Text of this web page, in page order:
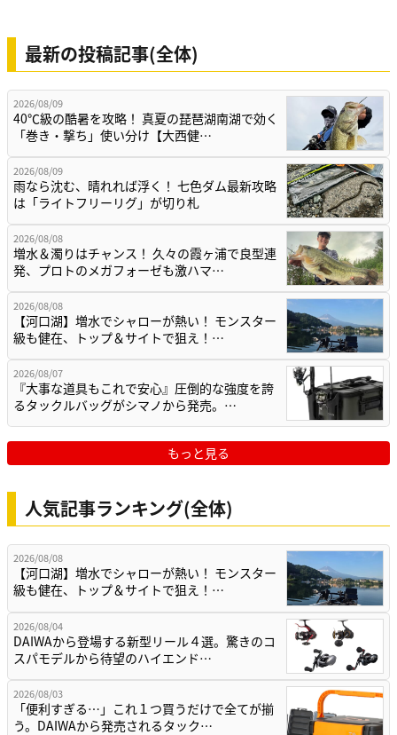
最新の投稿記事(全体)
2026/08/09
40℃級の酷暑を攻略！ 真夏の琵琶湖南湖で効く
「巻き・撃ち」使い分け【大西健…
2026/08/09
雨なら沈む、晴れれば浮く！ 七色ダム最新攻略
は「ライトフリーリグ」が切り札
2026/08/08
増水＆濁りはチャンス！ 久々の霞ヶ浦で良型連
発、プロトのメガフォーゼも激ハマ…
2026/08/08
【河口湖】増水でシャローが熱い！ モンスター
級も健在、トップ＆サイトで狙え！…
2026/08/07
『大事な道具もこれで安心』圧倒的な強度を誇
るタックルバッグがシマノから発売。…
もっと見る
人気記事ランキング(全体)
2026/08/08
【河口湖】増水でシャローが熱い！ モンスター
級も健在、トップ＆サイトで狙え！…
2026/08/04
DAIWAから登場する新型リール４選。驚きのコ
スパモデルから待望のハイエンド…
2026/08/03
「便利すぎる…」これ１つ買うだけで全てが揃
う。DAIWAから発売されるタック…